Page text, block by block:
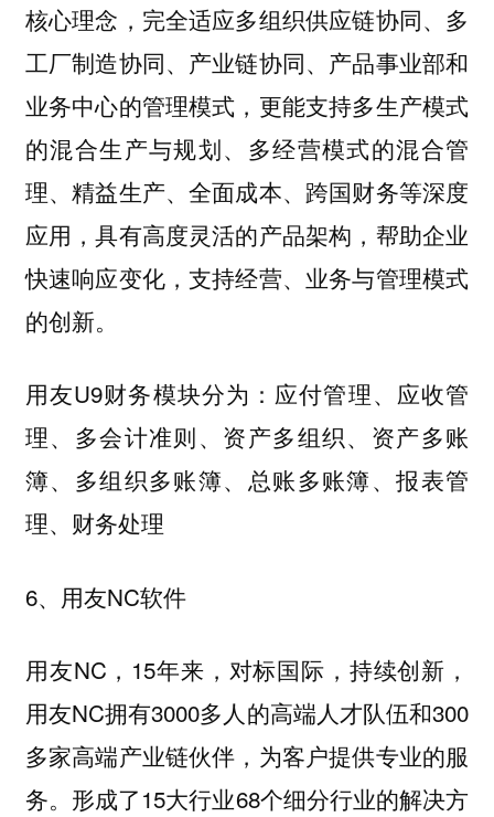
核心理念，完全适应多组织供应链协同、多
工厂制造协同、产业链协同、产品事业部和
业务中心的管理模式，更能支持多生产模式
的混合生产与规划、多经营模式的混合管
理、精益生产、全面成本、跨国财务等深度
应用，具有高度灵活的产品架构，帮助企业
快速响应变化，支持经营、业务与管理模式
的创新。
用友U9财务模块分为：应付管理、应收管
理、多会计准则、资产多组织、资产多账
簿、多组织多账簿、总账多账簿、报表管
理、财务处理
6、用友NC软件
用友NC，15年来，对标国际，持续创新，
用友NC拥有3000多人的高端人才队伍和300
多家高端产业链伙伴，为客户提供专业的服
务。形成了15大行业68个细分行业的解决方